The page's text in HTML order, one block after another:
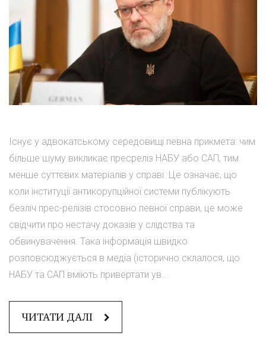
Існує у адвокатському середовищі певна прикмета: чим
більше шуму викликає пресреліз НАБУ або САП, тим
менше суттєвих матеріалів у справі. Це означає, що
коли інституції антикорупційної системи публікують
безліч прес-релізів стосовно певної справи, це може
свідчити про нестачу доказів у слідства та
обвинувачення. Така інформація швидко
розповсюджується в медіа (історично склалося, що
НАБУ та САП вміють привертати ув...
ЧИТАТИ ДАЛІ